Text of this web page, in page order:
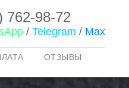
762-98-72
/ Telegram / Max
ОТЗЫВЫ